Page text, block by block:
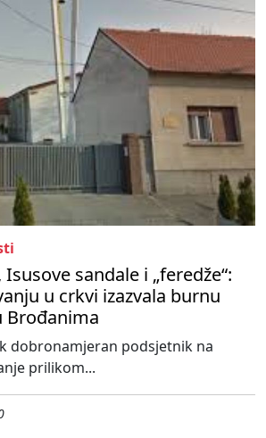
sandale i „feredže“:
u crkvi izazvala burnu
Brođanima
dobronamjeran podsjetnik na
prilikom...